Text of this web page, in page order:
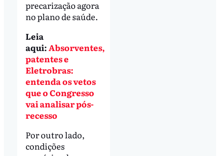
precarização agora
no plano de saúde.
Leia
aqui:Absorventes,
patentes e
Eletrobras:
entenda os vetos
que o Congresso
vai analisar pós-
recesso
Por outro lado,
condições